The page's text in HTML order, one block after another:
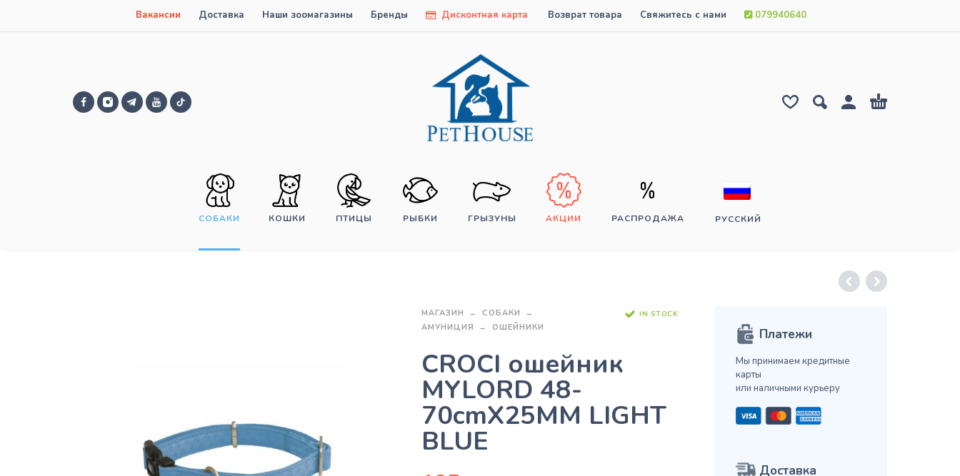
Вакансии Доставка Наши зоомагазины Бренды Дисконтная карта Возврат товара Свяжитесь с нами 079940640
СОБАКИ КОШКИ ПТИЦЫ РЫБКИ ГРЫЗУНЫ АКЦИИ РАСПРОДАЖА РУССКИЙ
МАГАЗИН
СОБАКИ
АМУНИЦИЯ
ОШЕЙНИКИ
IN STOCK
CROCI ошейник
MYLORD 48-
70cmX25MM LIGHT
BLUE
Платежи
Мы принимаем кредитные
карты
или наличными курьеру
Доставка